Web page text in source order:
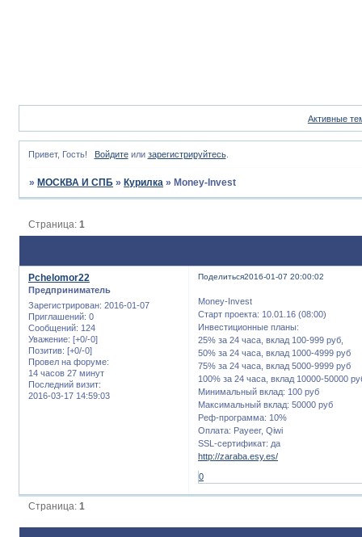
Активные
Привет, Гость! Войдитеили зарегистрируйтесь.
» МОСКВА И СПБ » Курилка » Money-Invest
Страница:1
Поделиться2016-01-07 20:00:02
Pchelomor22
Предприниматель
Зарегистрирован: 2016-01-07
Приглашений: 0
Сообщений: 124
Уважение: [+0/-0]
Позитив: [+0/-0]
Провел на форуме:
14 часов 27 минут
Последний визит:
2016-03-17 14:59:03
Money-Invest
Старт проекта: 10.01.16 (08:00)
Инвестиционные планы:
25% за 24 часа, вклад 100-999 руб,
50% за 24 часа, вклад 1000-4999 руб
75% за 24 часа, вклад 5000-9999 руб
100% за 24 часа, вклад 10000-50000
Минимальный вклад: 100 руб
Максимальный вклад: 50000 руб
Реф-программа: 10%
Оплата: Payeer, Qiwi
SSL-сертификат: да
http://zaraba.esy.es/
0
Страница:1